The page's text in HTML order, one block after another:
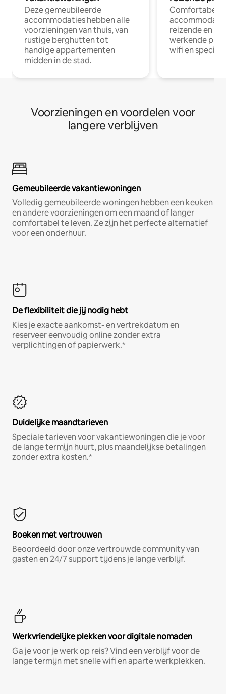
Deze gemeubileerde
accommodaties hebben alle
voorzieningen van thuis, van
rustige berghutten tot
handige appartementen
midden in de stad.
Comfortabele
reizende en
werkende
wifi en
Voorzieningen en voordelen voor
langere verblijven
Gemeubileerde vakantiewoningen
Volledig gemeubileerde woningen hebben een keuken
en andere voorzieningen om een maand of langer
comfortabel te leven. Ze zijn het perfecte alternatief
voor een onderhuur.
De flexibiliteit die jij nodig hebt
Kies je exacte aankomst- en vertrekdatum en
reserveer eenvoudig online zonder extra
verplichtingen of papierwerk.*
Duidelijke maandtarieven
Speciale tarieven voor vakantiewoningen die je voor
de lange termijn huurt, plus maandelijkse betalingen
zonder extra kosten.*
Boeken met vertrouwen
Beoordeeld door onze vertrouwde community van
gasten en 24/7 support tijdens je lange verblijf.
Werkvriendelijke plekken voor digitale nomaden
Ga je voor je werk op reis? Vind een verblijf voor de
lange termijn met snelle wifi en aparte werkplekken.